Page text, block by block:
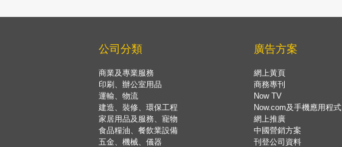
公司分類
商業及專業服務
印刷、辦公室用品
運輸、物流
建造、裝修、環保工程
家居用品及服務、寵物
食品糧油、餐飲業設備
五金、機械、儀器
廣告方案
網上黃頁
商務專刊
Now TV
Now.com及手機應用程式
網上推廣
中國營銷方案
刊登公司資料